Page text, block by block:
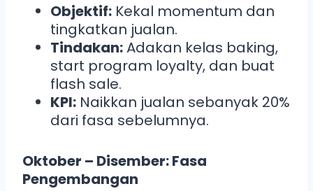
Objektif: Kekal momentum dan
tingkatkan jualan.
Tindakan:Adakan kelas baking,
start program loyalty, dan buat
flash sale.
KPI: Naikkan jualan sebanyak 20%
dari fasa sebelumnya.
Oktober – Disember: Fasa
Pengembangan